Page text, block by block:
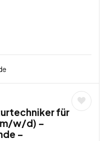
für
w/d) –
–